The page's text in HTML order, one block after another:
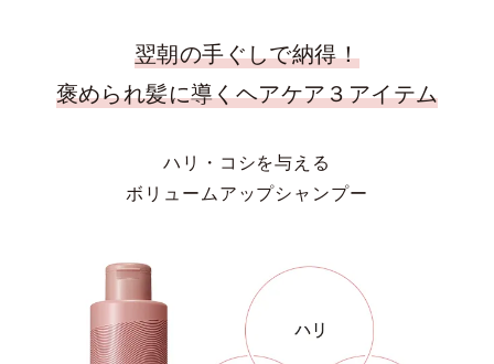
翌朝の手ぐしで納得！
褒められ髪に導くヘアケア３アイテム
ハリ・コシを与える
ボリュームアップシャンプー